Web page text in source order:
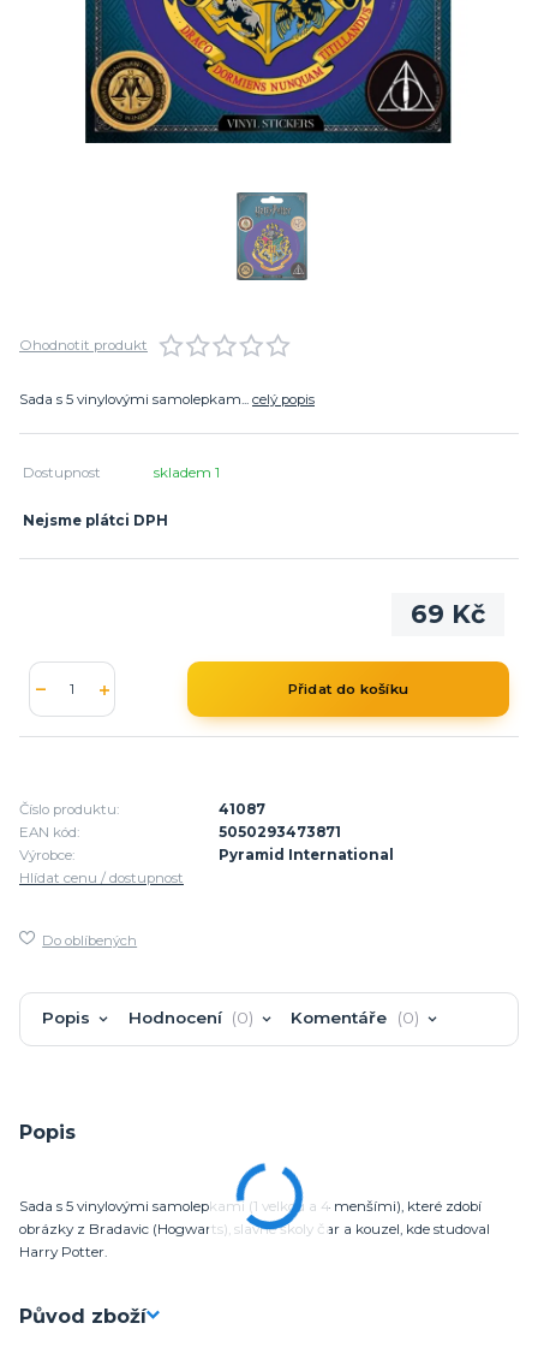
Ohodnotit produkt
Sada s 5 vinylovými samolepkam... celý popis
Dostupnost skladem 1
Nejsme plátci DPH
69 Kč
Přidat do košíku
Číslo produktu:
41087
EAN kód:
5050293473871
Výrobce:
Pyramid International
Hlídat cenu / dostupnost
Do oblíbených
Popis Hodnocení 0 Komentáře 0
Popis
Sada s 5 vinylovými samolepkami (1 velkou a 4 menšími), které zdobí
obrázky z Bradavic (Hogwarts), slavné školy čar a kouzel, kde studoval
Harry Potter.
Původ zboží